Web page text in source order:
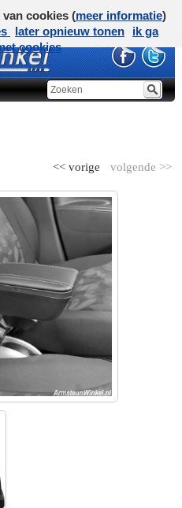
volgende >>
<< vorige
cookies (meer informatie)
later opnieuw tonen
ik ga
cookies